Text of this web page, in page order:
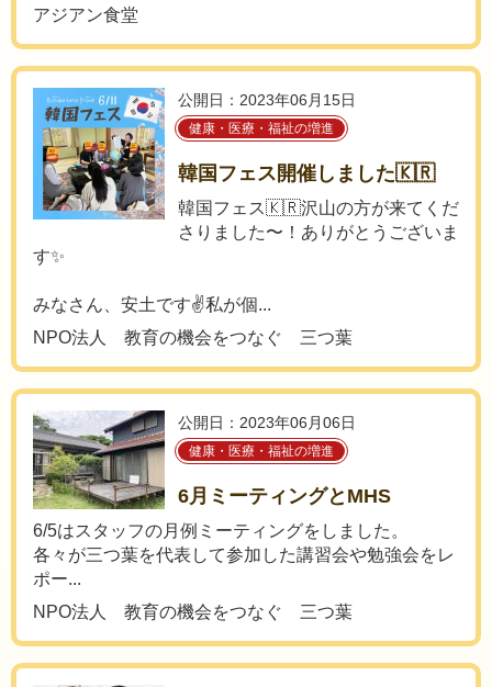
アジアン食堂
公開日：2023年06月15日
健康・医療・福祉の増進
韓国フェス開催しました🇰🇷
韓国フェス🇰🇷沢山の方が来てくだ
さりました〜！ありがとうございま
す✨
みなさん、安土です✌️私が個...
NPO法人 教育の機会をつなぐ 三つ葉
公開日：2023年06月06日
健康・医療・福祉の増進
6月ミーティングとMHS
6/5はスタッフの月例ミーティングをしました。
各々が三つ葉を代表して参加した講習会や勉強会をレ
ポー...
NPO法人 教育の機会をつなぐ 三つ葉